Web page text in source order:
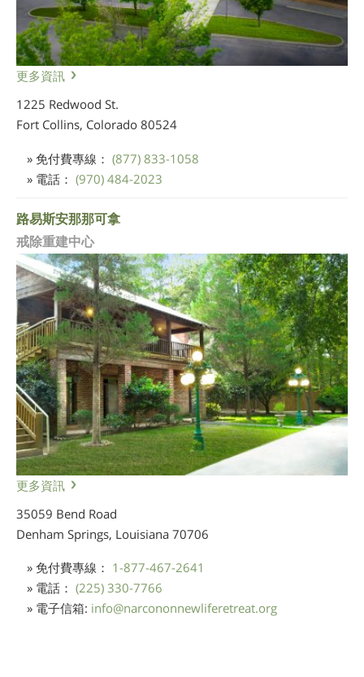
更多資訊
1225 Redwood St.
Fort Collins, Colorado 80524
» 免付費專線： (877) 833-1058
» 電話： (970) 484-2023
路易斯安那那可拿
戒除重建中心
更多資訊
35059 Bend Road
Denham Springs, Louisiana 70706
» 免付費專線： 1-877-467-2641
» 電話： (225) 330-7766
» 電子信箱: info@narcononnewliferetreat.org